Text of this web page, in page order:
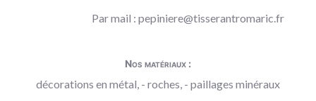
Par mail :pepiniere@tisserantromaric.fr
Nos matériaux :
décorations en métal, - roches, - paillages minéraux